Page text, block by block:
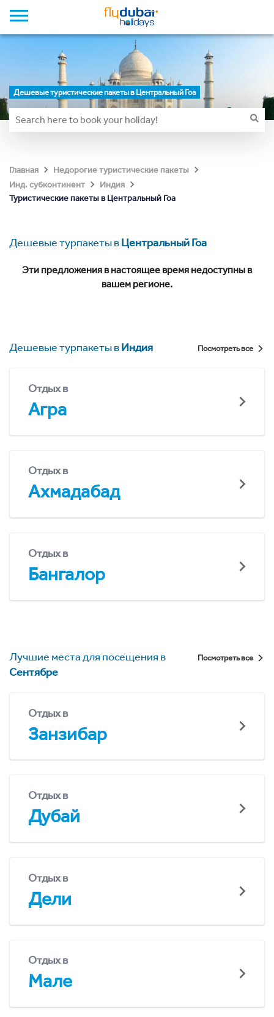
Дешевые туристические пакеты в Центральный Гоа
Главная
Недорогие туристические пакеты
Инд. субконтинент
Индия
Туристические пакеты в Центральный Гоа
Дешевые турпакеты вЦентральный Гоа
Эти предложения в настоящее время недоступны в
вашем регионе.
Дешевые турпакеты вИндия Посмотреть все
Отдых в
Агра
Отдых в
Ахмадабад
Отдых в
Бангалор
Лучшие места для посещения в
Сентябре
Посмотреть все
Отдых в
Занзибар
Отдых в
Дубай
Отдых в
Дели
Отдых в
Мале